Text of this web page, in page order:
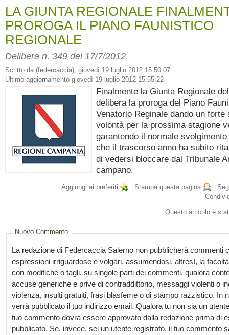
LA GIUNTA REGIONALE
PROROGA IL PIANO FAUNISTICO
REGIONALE
Delibera n. 349 del 17/7/2012
Scritto da (federcaccia), giovedì 19 luglio 2012 15:50:07
Ultimo aggiornamento giovedì 19 luglio 2012 15:55:22
Finalmente la Giunta Regionale
delibera la proroga del Piano
Venatorio Reginale dando un forte
volontà per la prossima stagione
garantendo il normale
che il trascorso anno ha subito
di vedersi bloccare dal Tribunale
campano.
Aggiungi ai preferiti Stampa questa pagina
Questo articolo è
Nuovo Commento
La redazione di Federcaccia Salerno non pubblicherà commenti
espressioni irriguardose e volgari, assumendosi, altresì, la
con modifiche o tagli, su singole parti dei commenti, qualora
accuse generiche e prive di contraddittorio, messaggi violenti o
violenza, insulti gratuiti, frasi blasfeme o di stampo razzistico. In
verrà pubblicato il tuo indirizzo email. Qualora tu non sia un
tuo commento dovrà essere approvato dalla redazione prima di
pubblicato. Se, invece, sei un utente registrato, il tuo commento